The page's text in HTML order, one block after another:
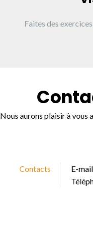
Faites des
Nous aurons plaisir à vous
Contacts E-